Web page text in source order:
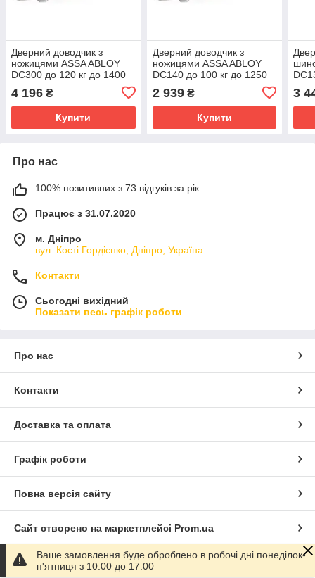
Дверний доводчик з
ножицями ASSA ABLOY
DC300 до 120 кг до 1400
мм колір RAL9016 білий
4 196 ₴
Купити
Дверний доводчик з
ножицями ASSA ABLOY
DC140 до 100 кг до 1250
мм колір RAL9016 білий
2 939₴
Купити
3
Про нас
100% позитивних з 73 відгуків за рік
Працює з 31.07.2020
м. Дніпро
вул. Кості Гордієнко, Дніпро, Україна
Контакти
Сьогодні вихідний
Показати весь графік роботи
Про нас
Контакти
Доставка та оплата
Графік роботи
Повна версія сайту
Сайт створено на маркетплейсі Prom.ua
Політика конфіденційності
Ваше замовлення буде оброблено в робочі дні понеділок-
п'ятниця з 10.00 до 17.00